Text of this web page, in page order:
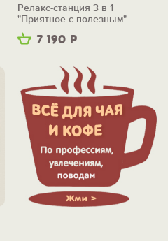
7 190 Р
Релакс-станция 3 в 1
"Приятное с полезным"